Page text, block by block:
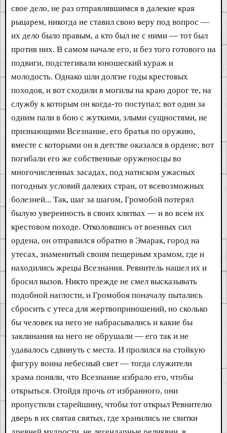
свое дело, не раз отправлявшимся в далекие края
рыцарем, никогда не ставил свою веру под вопрос —
их дело было правым, а кто был не с ними — тот был
против них. В самом начале его, и без того готового на
подвиги, подстегивали юношеский кураж и
молодость. Однако шли долгие годы крестовых
походов, и вот сходили в могилы на краю дорог те, на
службу к которым он когда-то поступал; вот один за
одним пали в бою с жуткими, злыми сущностями, не
признающими Всезнание, его братья по оружию,
вместе с которыми он в детстве оказался в ордене; вот
погибали его же собственные оруженосцы во
многочисленных засадах, под натиском ужасных
погодных условий далеких стран, от всевозможных
болезней... Так, шаг за шагом, Громобой потерял
былую уверенность в своих клятвах — и во всем их
крестовом походе. Отколовшись от военных сил
ордена, он отправился обратно в Эмарак, город на
утесах, знаменитый своим пещерным храмом, где и
находились жрецы Всезнания. Ревнитель нашел их и
бросил вызов. Никто прежде не смел высказывать
подобной наглости, и Громобоя поначалу пытались
сбросить с утеса для жертвоприношений, но сколько
бы человек на него не набрасывались и какие бы
заклинания на него не обрушали — его так и не
удавалось сдвинуть с места. И пролился на стойкую
фигуру воина небесный свет — тогда служители
храма поняли, что Всезнание избрало его, чтобы
открыться. Отойдя прочь от избранного, они
пропустили старейшину, чтобы тот открыл Ревнителю
дверь в их святая святых, где хранились не свитки